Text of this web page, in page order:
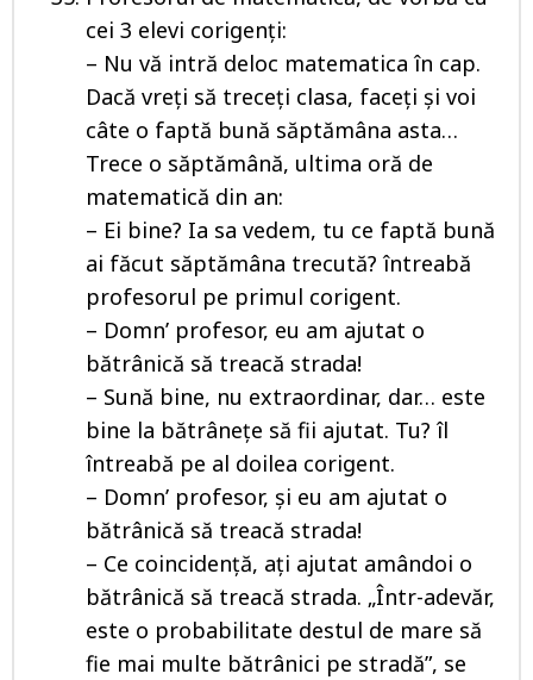
cei 3 elevi corigenți:
– Nu vă intră deloc matematica în cap.
Dacă vreți să treceți clasa, faceți și voi
câte o faptă bună săptămâna asta…
Trece o săptămână, ultima oră de
matematică din an:
– Ei bine? Ia sa vedem, tu ce faptă bună
ai făcut săptămâna trecută? întreabă
profesorul pe primul corigent.
– Domn’ profesor, eu am ajutat o
bătrânică să treacă strada!
– Sună bine, nu extraordinar, dar… este
bine la bătrânețe să fii ajutat. Tu? îl
întreabă pe al doilea corigent.
– Domn’ profesor, și eu am ajutat o
bătrânică să treacă strada!
– Ce coincidență, ați ajutat amândoi o
bătrânică să treacă strada. „Într-adevăr,
este o probabilitate destul de mare să
fie mai multe bătrânici pe stradă”, se